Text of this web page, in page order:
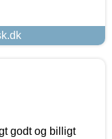
godt og billigt